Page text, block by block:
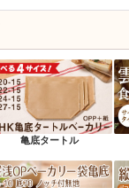
亀底タートル